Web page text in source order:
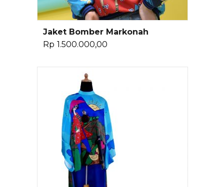
Pilih Opsi
Jaket Bomber Markonah
Rp 1.500.000,00